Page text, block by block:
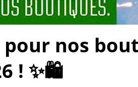
nos
! ✨🛍️